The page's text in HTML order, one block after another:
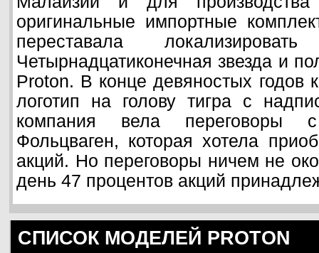
оригинальные импортные
переставала
Четырнадцатиконечная звезда и
Proton. В конце девяностых годов
логотип на голову тигра с
компания вела переговоры
Фольцваген, которая хотела
акций. Но переговоры ничем не
день 47 процентов акций
СПИСОК МОДЕЛЕЙ PROTON